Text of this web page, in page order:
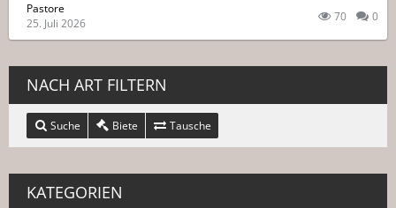
Pastore
25. Juli 2026
70 0
NACH ART FILTERN
Suche Biete Tausche
KATEGORIEN